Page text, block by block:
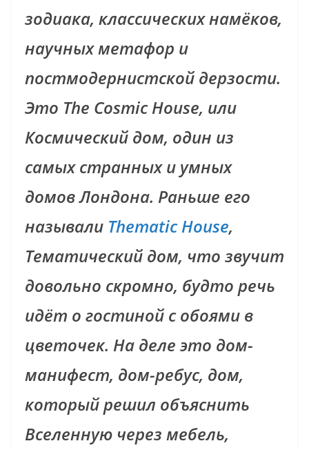
зодиака, классических намёков,
научных метафор и
постмодернистской дерзости.
Это The Cosmic House, или
Космический дом, один из
самых странных и умных
домов Лондона. Раньше его
называли Thematic House,
Тематический дом, что звучит
довольно скромно, будто речь
идёт о гостиной с обоями в
цветочек. На деле это дом-
манифест, дом-ребус, дом,
который решил объяснить
Вселенную через мебель,